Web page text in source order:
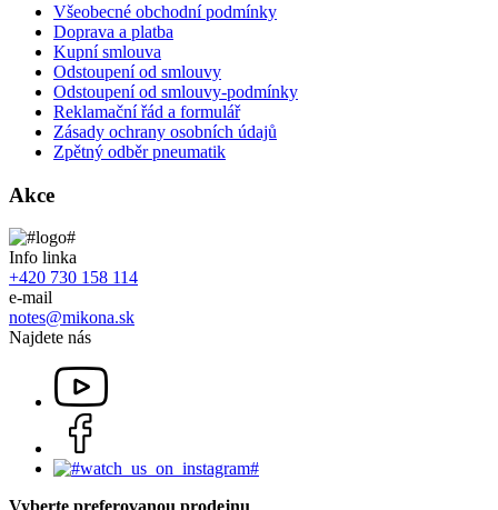
Všeobecné obchodní podmínky
Doprava a platba
Kupní smlouva
Odstoupení od smlouvy
Odstoupení od smlouvy-podmínky
Reklamační řád a formulář
Zásady ochrany osobních údajů
Zpětný odběr pneumatik
Akce
Info linka
+420 730 158 114
e-mail
notes@mikona.sk
Najdete nás